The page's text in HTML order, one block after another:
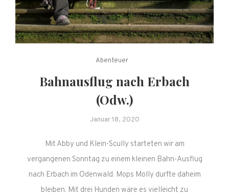
Abenteuer
Bahnausflug nach Erbach
(Odw.)
Januar 18, 2020
Mit Abby und Klein-Scully starteten wir am
vergangenen Sonntag zu einem kleinen Bahn-Ausflug
nach Erbach im Odenwald. Mops Molly durfte daheim
bleiben. Mit drei Hunden wäre es vielleicht zu